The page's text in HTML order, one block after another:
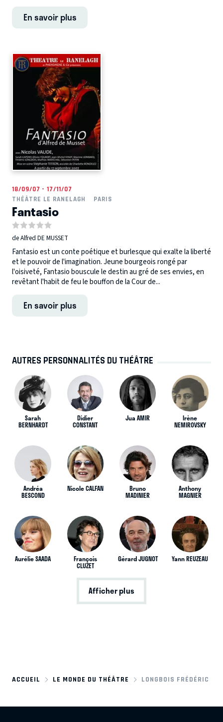
En savoir plus
18/09/07 - 17/11/07
THÉÂTRE LE RANELAGH
PARIS
Fantasio
de Alfred DE MUSSET
Fantasio est un conte poétique et burlesque qui exalte la liberté
et le pouvoir de l'imagination. Jeune bourgeois rongé par
l'oisiveté, Fantasio bouscule le destin au gré de ses envies, en
revêtant l'habit de feu le bouffon de la Cour de...
En savoir plus
AUTRES PERSONNALITÉS DU THÉÂTRE
Sarah
BERNHARDT
Didier
CONSTANT
Jua AMIR Irène
NEMIROVSKY
Andréa
BESCOND
Nicole CALFAN Bruno
MADINIER
Anthony
MAGNIER
Aurélie SAADA François
CLUZET
Gérard JUGNOT Yann REUZEAU
Afficher plus
ACCUEIL LE MONDE DU THÉÂTRE LONGBOIS FRÉDÉRIC